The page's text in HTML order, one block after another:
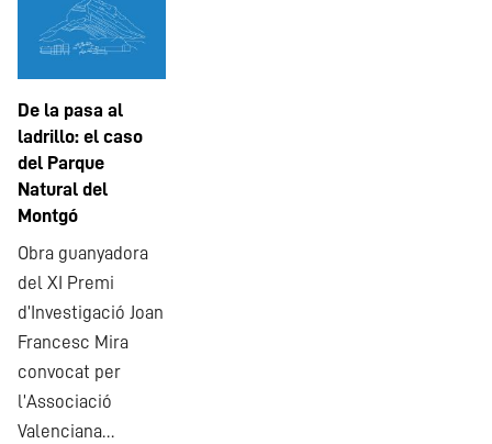
De la pasa al
ladrillo: el caso
del Parque
Natural del
Montgó
Obra guanyadora
del XI Premi
d’Investigació Joan
Francesc Mira
convocat per
l’Associació
Valenciana…